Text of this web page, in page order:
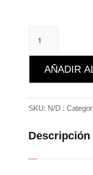
Vera
AÑADIR
SKU: N/D
Descripción